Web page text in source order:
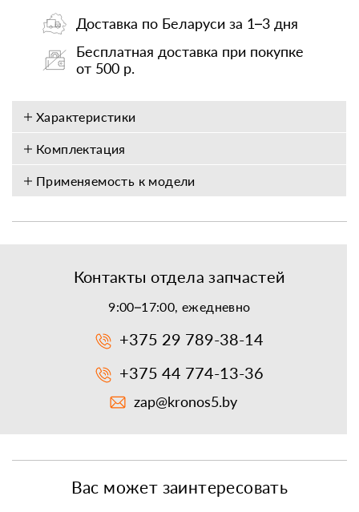
Доставка по Беларуси за 1–3 дня
Бесплатная доставка при покупке
от 500 р.
Характеристики
Комплектация
Применяемость к модели
Контакты отдела запчастей
9:00–17:00, ежедневно
+375 29 789-38-14
+375 44 774-13-36
zap@kronos5.by
Вас может заинтересовать